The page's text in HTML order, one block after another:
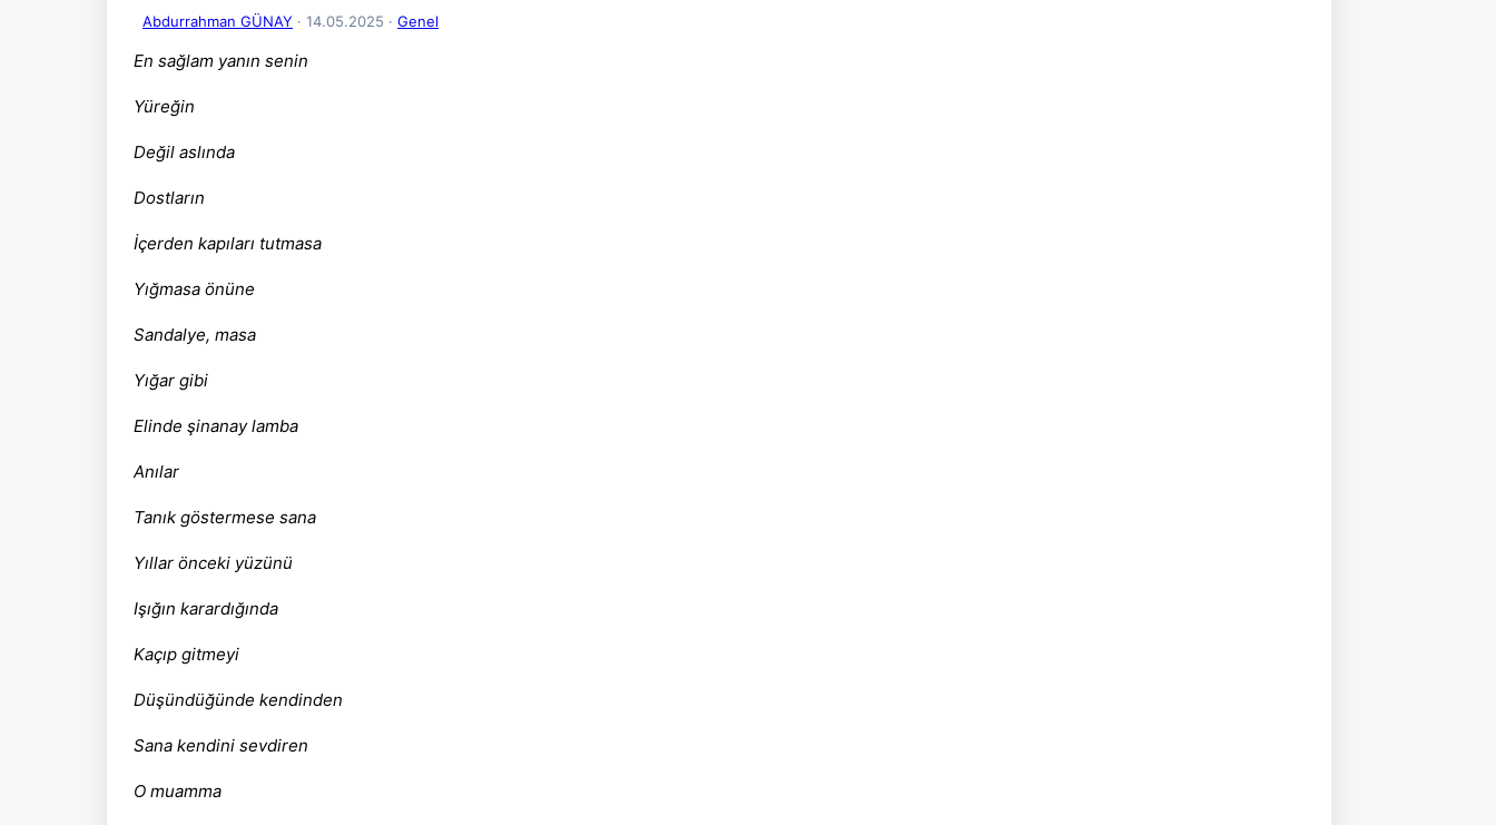
Abdurrahman GÜNAY · 14.05.2025 · Genel
En sağlam yanın senin
Yüreğin
Değil aslında
Dostların
İçerden kapıları tutmasa
Yığmasa önüne
Sandalye, masa
Yığar gibi
Elinde şinanay lamba
Anılar
Tanık göstermese sana
Yıllar önceki yüzünü
Işığın karardığında
Kaçıp gitmeyi
Düşündüğünde kendinden
Sana kendini sevdiren
O muamma